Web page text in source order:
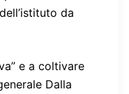
da
e a coltivare
Dalla